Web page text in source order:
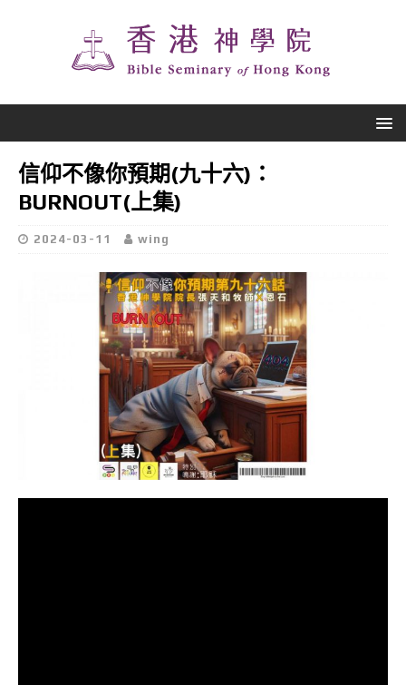
信仰不像你預期(九十六)：
BURNOUT(上集)
2024-03-11 wing